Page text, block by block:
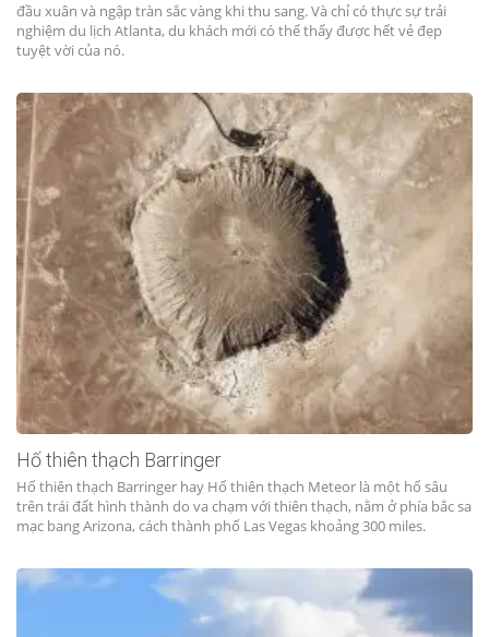
đầu xuân và ngập tràn sắc vàng khi thu sang. Và chỉ có thực sự trải
nghiệm du lịch Atlanta, du khách mới có thể thấy được hết vẻ đẹp
tuyệt vời của nó.
Hố thiên thạch Barringer
Hố thiên thạch Barringer hay Hố thiên thạch Meteor là một hố sâu
trên trái đất hình thành do va chạm với thiên thạch, nằm ở phía bắc sa
mạc bang Arizona, cách thành phố Las Vegas khoảng 300 miles.